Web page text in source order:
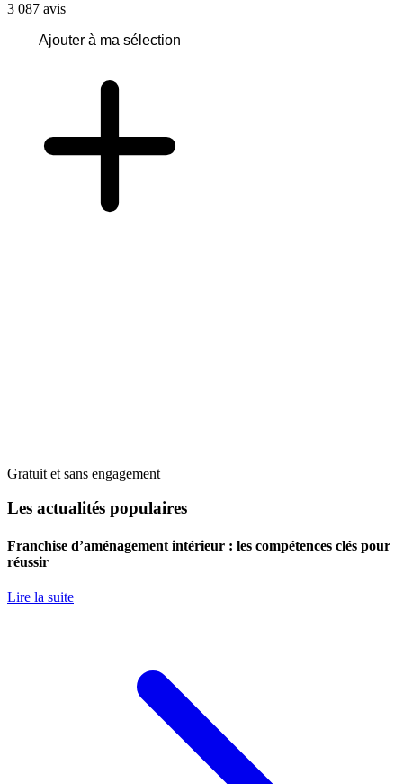
3 087 avis
Ajouter à ma sélection
Gratuit et sans engagement
Les actualités populaires
Franchise d’aménagement intérieur : les compétences clés pour
réussir
Lire la suite